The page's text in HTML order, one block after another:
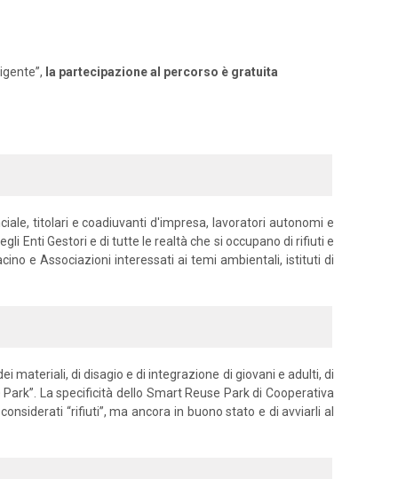
la partecipazione al percorso è gratuita
titolari e coadiuvanti d'impresa, lavoratori autonomi e
Enti Gestori e di tutte le realtà che si occupano di rifiuti e
e Associazioni interessati ai temi ambientali, istituti di
materiali, di disagio e di integrazione di giovani e adulti, di
La specificità dello Smart Reuse Park di Cooperativa
“rifiuti”, ma ancora in buono stato e di avviarli al